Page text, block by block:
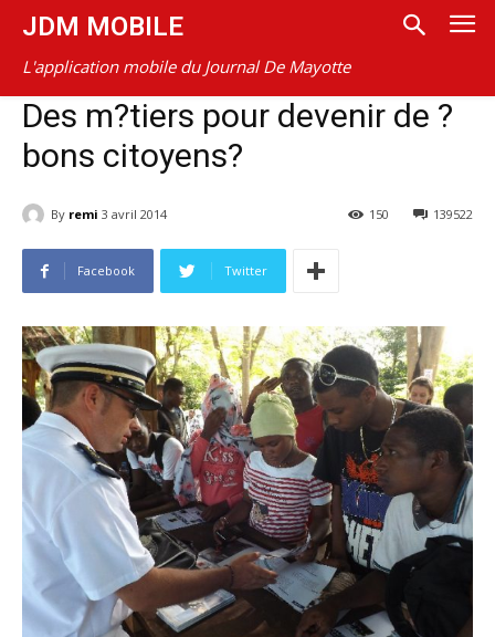
JDM MOBILE
L'application mobile du Journal De Mayotte
Des m?tiers pour devenir de ?
bons citoyens?
By remi 3 avril 2014 139522
150
Facebook Twitter